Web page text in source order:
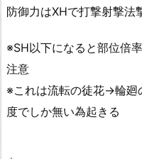
防御力はXHで打撃射撃法
※SH以下になると部位倍
注意
※これは流転の徒花→輪廻
度でしか無い為起きる